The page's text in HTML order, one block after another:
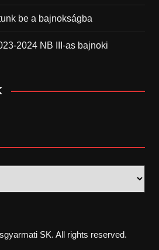
be a bajnokságba
2024 NB III-as bajnoki
SK. All rights reserved.